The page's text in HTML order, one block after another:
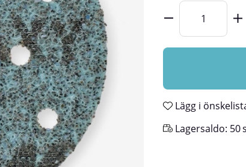
Lägg i
Lagersaldo: 50